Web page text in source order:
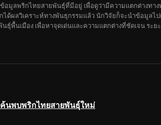
อมูลพริกไทยสายพันธุ์ที่มีอยู่ เพื่อดูว่ามีความแตกต่างท
ได้ผลวิเคราะห์ทางพันธุกรรมแล้ว นักวิจัยก็จะนำข้อมูลไ
พื้นเมือง เพื่อหาจุดเด่นและความแตกต่างที่ชัดเจน ระย
นพบพริกไทยสายพันธุ์ใหม่